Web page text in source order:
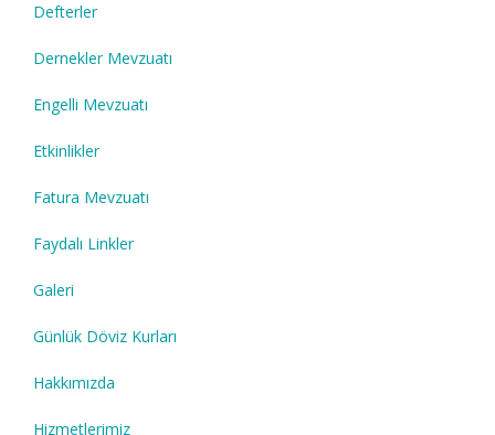
Defterler
Dernekler Mevzuatı
Engelli Mevzuatı
Etkinlikler
Fatura Mevzuatı
Faydalı Linkler
Galeri
Günlük Döviz Kurları
Hakkımızda
Hizmetlerimiz